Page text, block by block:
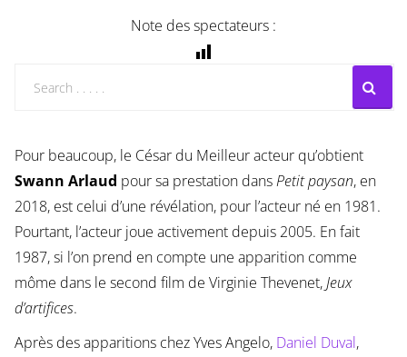
Note des spectateurs :
Pour beaucoup, le César du Meilleur acteur qu’obtient
Swann Arlaud pour sa prestation dansPetit paysan, en
2018, est celui d’une révélation, pour l’acteur né en 1981.
Pourtant, l’acteur joue activement depuis 2005. En fait
1987, si l’on prend en compte une apparition comme
môme dans le second film de Virginie Thevenet,Jeux
d’artifices.
Après des apparitions chez Yves Angelo, Daniel Duval,